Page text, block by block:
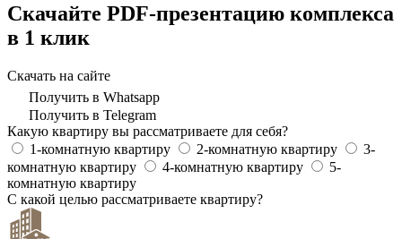
Скачайте PDF-презентацию комплекса
в 1 клик
Скачать на сайте
Получить в Whatsapp
Получить в Telegram
Какую квартиру вы рассматриваете для себя?
1-комнатную квартиру
2-комнатную квартиру
3-
комнатную квартиру
4-комнатную квартиру
5-
комнатную квартиру
С какой целью рассматриваете квартиру?